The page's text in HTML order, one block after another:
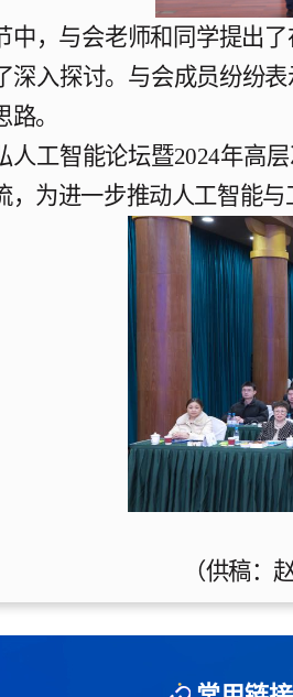
中，与会老师和同学提出了
深入探讨。与会成员纷纷
。
人工智能论坛暨2024年高
，为进一步推动人工智能与
（供稿：